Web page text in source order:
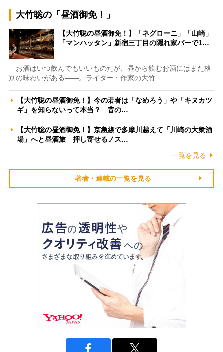
大竹聡の「昼酒御免！」
【大竹聡の昼酒御免！】「ネグローニ」「山崎」
「マンハッタン」新宿三丁目の隠れ家バーで1…
お酒はいつ飲んでもいいものだが、昼から飲むお酒にはまた格
別の味わいがある――。ライター・作家の大竹…
【大竹聡の昼酒御免！】今の若者は「なめろう」や「キヌカツ
ギ」を知らないって本当？ 昔の…
【大竹聡の昼酒御免！】京急線で多摩川越えて「川崎の大衆酒
場」へと昼酒旅 押し寄せるノス…
一覧を見る
著者・連載の一覧を見る